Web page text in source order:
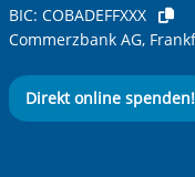
BIC: COBADEFFXXX
Commerzbank AG,
Direkt online spenden!